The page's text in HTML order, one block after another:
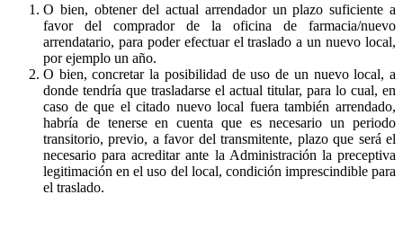
O bien, obtener del actual arrendador un plazo suficiente a
favor del comprador de la oficina de farmacia/nuevo
arrendatario, para poder efectuar el traslado a un nuevo local,
por ejemplo un año.
O bien, concretar la posibilidad de uso de un nuevo local, a
donde tendría que trasladarse el actual titular, para lo cual, en
caso de que el citado nuevo local fuera también arrendado,
habría de tenerse en cuenta que es necesario un periodo
transitorio, previo, a favor del transmitente, plazo que será el
necesario para acreditar ante la Administración la preceptiva
legitimación en el uso del local, condición imprescindible para
el traslado.